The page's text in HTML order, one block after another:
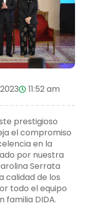
11:52 am
prestigioso
el compromiso
en la
por nuestra
Serrata
calidad de los
todo el equipo
familia DIDA.